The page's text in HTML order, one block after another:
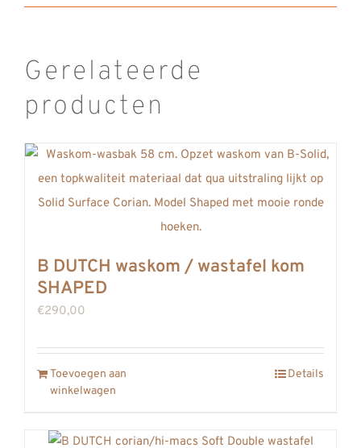
Gerelateerde
producten
B DUTCH waskom / wastafel kom
SHAPED
€290,00
Toevoegen aan
winkelwagen
Details